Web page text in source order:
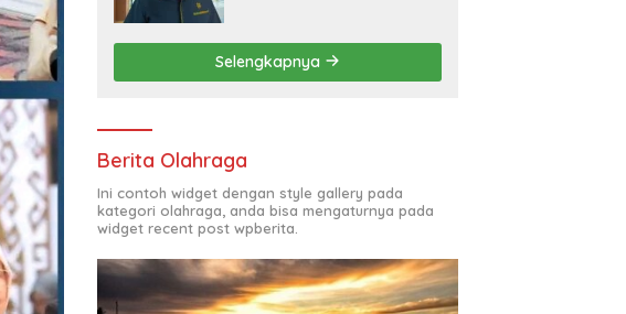
Naik Kelas Demi
Mendorong Pertumbuhan
Ekonomi Kreatif Akar
Selengkapnya
Berita Olahraga
Ini contoh widget dengan style gallery pada
kategori olahraga, anda bisa mengaturnya pada
widget recent post wpberita.